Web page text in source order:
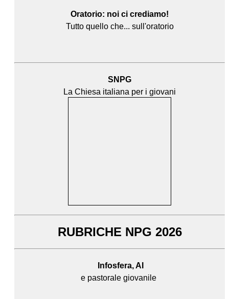
Oratorio: noi ci crediamo!
Tutto quello che... sull'oratorio
SNPG
La Chiesa italiana per i giovani
RUBRICHE NPG 2026
Infosfera, AI
e pastorale giovanile